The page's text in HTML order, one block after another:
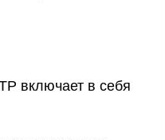
включает в себя